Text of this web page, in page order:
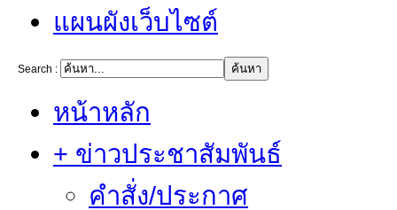
แผนผังเว็บไซต์
Search :
หน้าหลัก
+ ข่าวประชาสัมพันธ์
คำสั่ง/ประกาศ